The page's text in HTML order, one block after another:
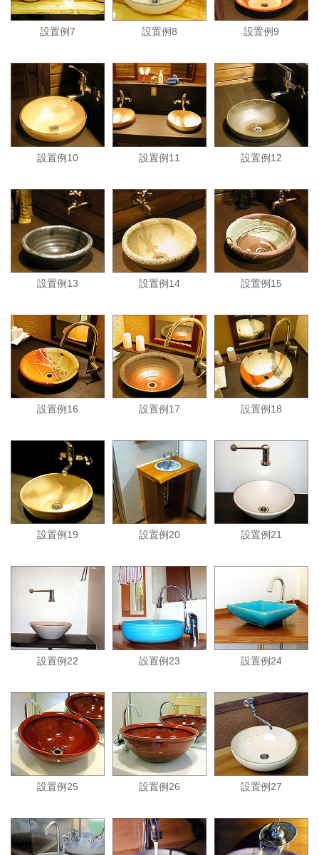
設置例7 設置例8 設置例9
設置例10 設置例11 設置例12
設置例13 設置例14 設置例15
設置例16 設置例17 設置例18
設置例19 設置例20 設置例21
設置例22 設置例23 設置例24
設置例25 設置例26 設置例27